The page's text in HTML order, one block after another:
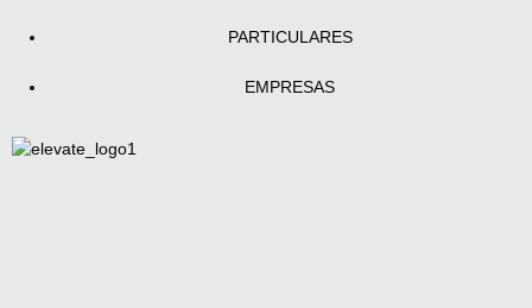
PARTICULARES
EMPRESAS